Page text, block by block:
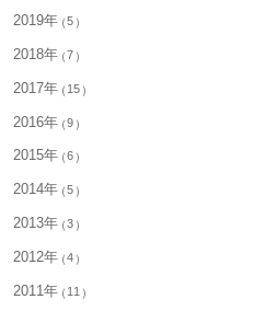
2019年 5
2018年 7
2017年 15
2016年 9
2015年 6
2014年 5
2013年 3
2012年 4
2011年 11